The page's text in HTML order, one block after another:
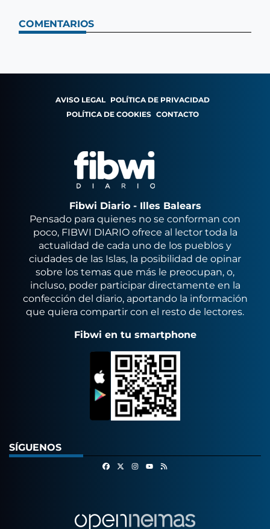
COMENTARIOS
AVISO LEGAL POLÍTICA DE PRIVACIDAD
POLÍTICA DE COOKIES CONTACTO
Fibwi Diario - Illes Balears
Pensado para quienes no se conforman con
poco, FIBWI DIARIO ofrece al lector toda la
actualidad de cada uno de los pueblos y
ciudades de las Islas, la posibilidad de opinar
sobre los temas que más le preocupan, o,
incluso, poder participar directamente en la
confección del diario, aportando la información
que quiera compartir con el resto de lectores.
Fibwi en tu smartphone
SÍGUENOS
FacebookInstagram